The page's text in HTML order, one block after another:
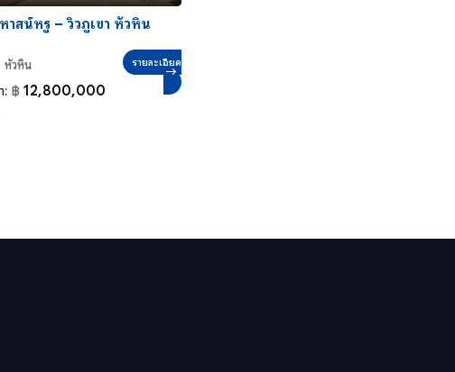
าสน์หรู – วิวภูเขา หัวหิน
หัวหิน
: ฿12,800,000
รายละเอียด